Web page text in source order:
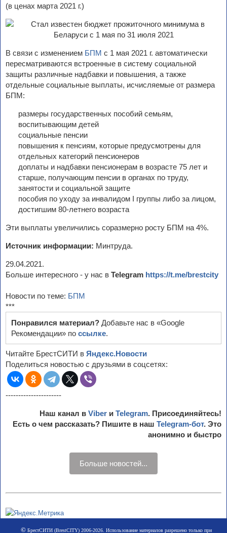
(в ценах марта 2021 г.)
В связи с изменением БПМ с 1 мая 2021 г. автоматически
пересматриваются встроенные в систему социальной
защиты различные надбавки и повышения, а также
отдельные социальные выплаты, исчисляемые от размера
БПМ:
размеры государственных пособий семьям,
воспитывающим детей
социальные пенсии
повышения к пенсиям, которые предусмотрены для
отдельных категорий пенсионеров
доплаты и надбавки пенсионерам в возрасте 75 лет и
старше, получающим пенсии в органах по труду,
занятости и социальной защите
пособия по уходу за инвалидом I группы либо за лицом,
достигшим 80-летнего возраста
Эти выплаты увеличились соразмерно росту БПМ на 4%.
Источник информации: Минтруда.
29.04.2021.
Больше интересного - у нас в Telegram https://t.me/brestcity
Новости по теме: БПМ
***
Понравился материал? Добавьте нас в «Google
Рекомендации» по ссылке.
Читайте БрестСИТИ в Яндекс.Новости
Поделиться новостью с друзьями в соцсетях:
----------------------
Наш канал в Viber и Telegram. Присоединяйтесь!
Есть о чем рассказать? Пишите в наш Telegram-бот. Это
анонимно и быстро
Больше новостей...
©БрестСИТИ (BrestCITY) 2006-2026. Использование материалов разрешено только при